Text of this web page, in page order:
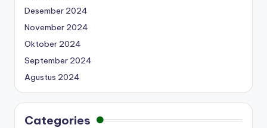
Desember 2024
November 2024
Oktober 2024
September 2024
Agustus 2024
Categories